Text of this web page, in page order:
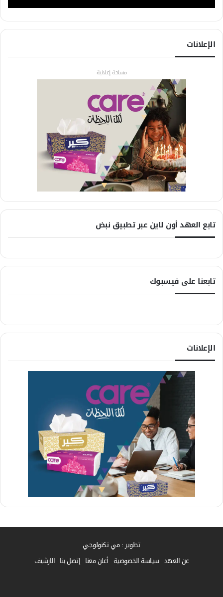
الإعلانات
مساحة إعلانية
تابع العهد أون لاين عبر تطبيق نبض
تابعنا على فيسبوك
الإعلانات
تطوير : مي تكنولوجي
عن العهد سياسة الخصوصية أعلن معنا إتصل بنا الارشيف